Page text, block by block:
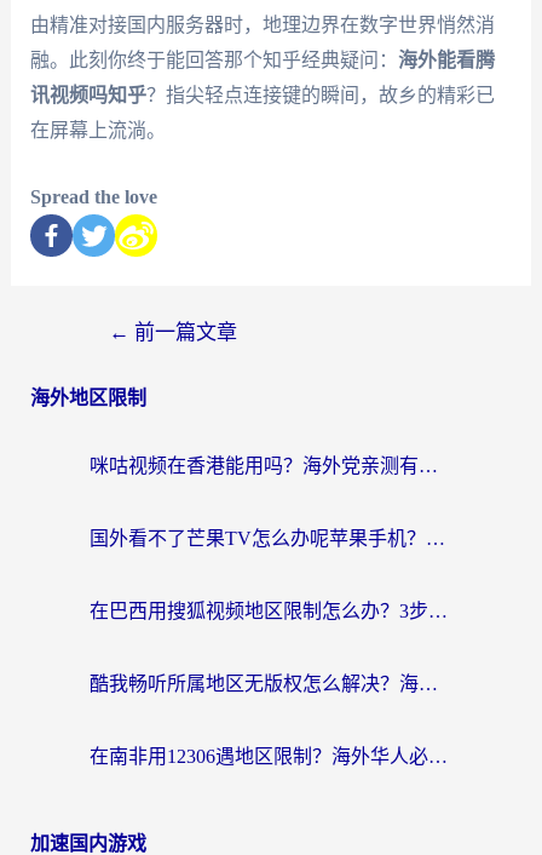
由精准对接国内服务器时，地理边界在数字世界悄然消
融。此刻你终于能回答那个知乎经典疑问： 海外能看腾
讯视频吗知乎？指尖轻点连接键的瞬间，故乡的精彩已
在屏幕上流淌。
Spread the love
← 前一篇文章
海外地区限制
咪咕视频在香港能用吗？海外党亲测有效的回国加速方案来了
国外看不了芒果TV怎么办呢苹果手机？海外党追剧游戏的全能解决方案
在巴西用搜狐视频地区限制怎么办？3步解决海外看国内剧的烦恼
酷我畅听所属地区无版权怎么解决？海外党必看的回国加速全攻略
在南非用12306遇地区限制？海外华人必看的回国加速全攻略（附B站芒果TV解锁技巧）
加速国内游戏